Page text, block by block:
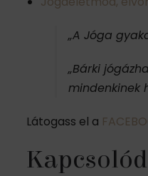
„A Jóga
„Bárki
mindenkinek
Látogass el a